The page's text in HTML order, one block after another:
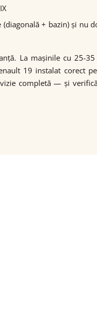
+ bazin) și nu
La mașinile cu 25-
19 instalat corect
completă — și